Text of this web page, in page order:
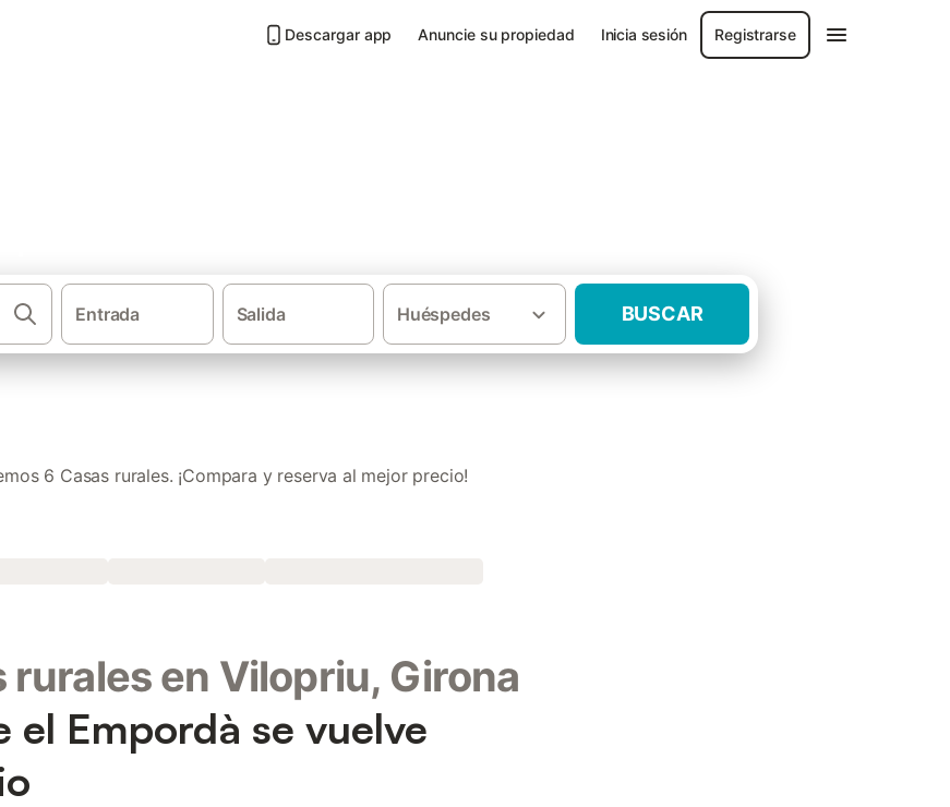
Descargar app Anuncie su propiedad Inicia sesión Registrarse
Entrada Salida Huéspedes BUSCAR
6 Casas rurales. ¡Compara y reserva al mejor precio!
rurales en Vilopriu, Girona
el Empordà se vuelve